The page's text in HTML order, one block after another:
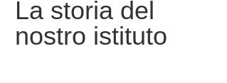
La storia del
nostro istituto